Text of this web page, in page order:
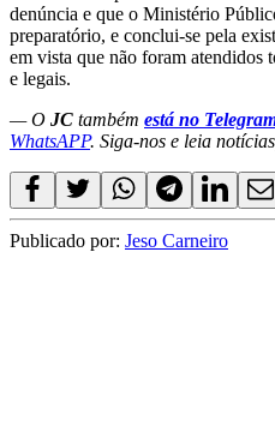
denúncia e que o Ministério
preparatório, e conclui-se pela
em vista que não foram atendidos
e legais.
— O JC também está no
WhatsAPP. Siga-nos e leia
Publicado por: Jeso Carneiro